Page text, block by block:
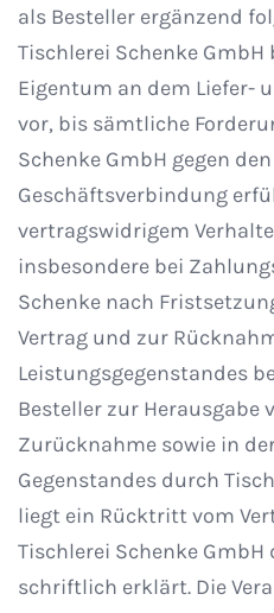
als Besteller ergänzend
Tischlerei Schenke
Eigentum an dem Liefer-
vor, bis sämtliche
Schenke GmbH gegen
Geschäftsverbindung
vertragswidrigem
insbesondere bei
Schenke nach
Vertrag und zur
Leistungsgegenstandes
Besteller zur Herausgabe
Zurücknahme sowie in
Gegenstandes durch
liegt ein Rücktritt vom
Tischlerei Schenke
schriftlich erklärt. Die